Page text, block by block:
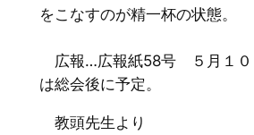
をこなすのが精一杯の状態。
広報…広報紙58号 ５月１０
は総会後に予定。
教頭先生より